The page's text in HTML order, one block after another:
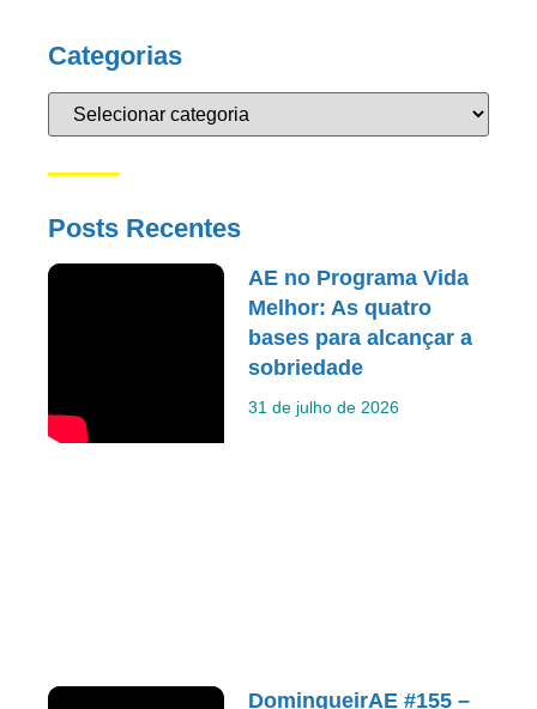
Categorias
Posts Recentes
AE no Programa Vida
Melhor: As quatro
bases para alcançar a
sobriedade
31 de julho de 2026
DomingueirAE #155 –